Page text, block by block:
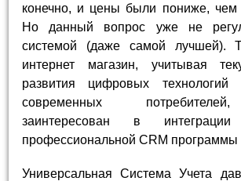
конечно, и цены были пониже, чем
Но данный вопрос уже не
системой (даже самой лучшей).
интернет магазин, учитывая
развития цифровых технологий
современных
заинтересован в интеграции
профессиональной CRM программы
Универсальная Система Учета